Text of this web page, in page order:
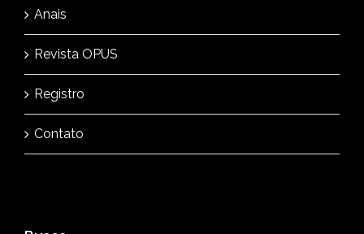
Anais
Revista OPUS
Registro
Contato